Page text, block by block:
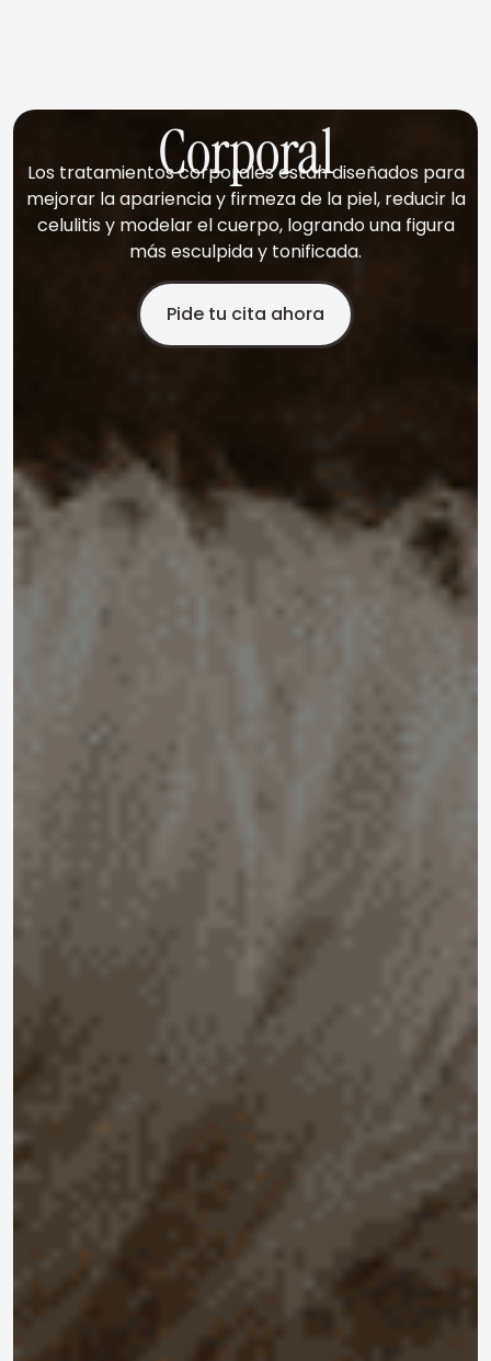
Corporal
Los tratamientos corporales están diseñados para
mejorar la apariencia y firmeza de la piel, reducir la
celulitis y modelar el cuerpo, logrando una figura
más esculpida y tonificada.
Pide tu cita ahora